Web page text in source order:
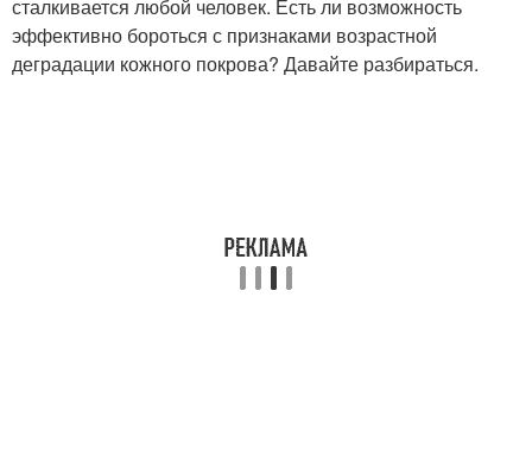
сталкивается любой человек. Есть ли возможность
эффективно бороться с признаками возрастной
деградации кожного покрова? Давайте разбираться.